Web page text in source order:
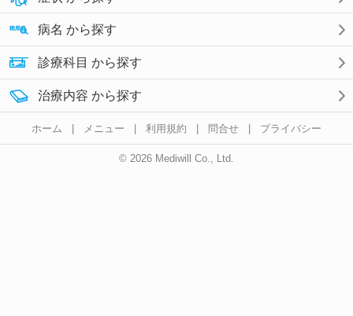
病名 から探す
診療科目 から探す
治療内容 から探す
ホーム | メニュー | 利用規約 | 問合せ | プライバシー
© 2026 Mediwill Co., Ltd.